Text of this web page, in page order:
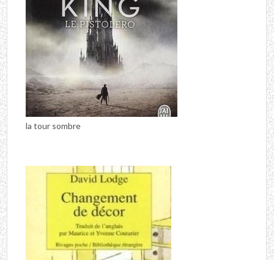
la tour sombre